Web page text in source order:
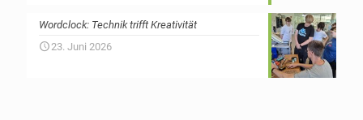
Wordclock: Technik trifft Kreativität
23. Juni 2026